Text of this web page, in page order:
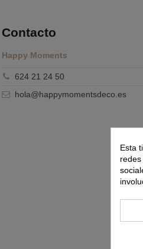
Contacto
Happy Moments
624 21 24 50
hola@happymomentsdeco.es
Esta